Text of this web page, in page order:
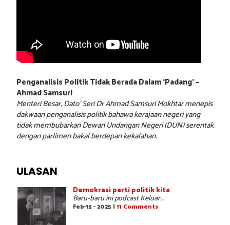
Penganalisis Politik Tidak Berada Dalam ‘Padang’ –
Ahmad Samsuri
Menteri Besar, Dato’ Seri Dr Ahmad Samsuri Mokhtar menepis
dakwaan penganalisis politik bahawa kerajaan negeri yang
tidak membubarkan Dewan Undangan Negeri (DUN) serentak
dengan parlimen bakal berdepan kekalahan.
ULASAN
Demokrasi parti politik kita
Baru-baru ini podcast Keluar...
Feb-15 - 2025 | 11 Comments